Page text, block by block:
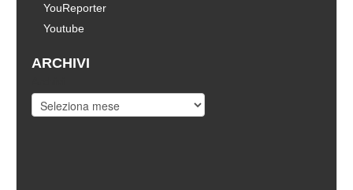
YouReporter
Youtube
ARCHIVI